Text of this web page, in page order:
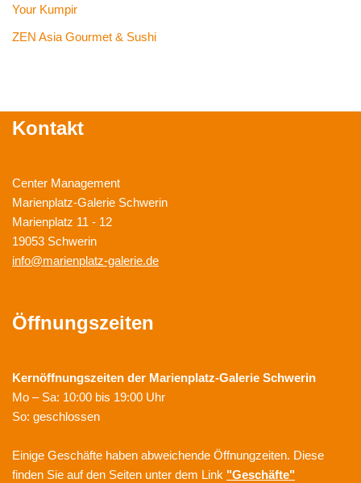
Your Kumpir
ZEN Asia Gourmet & Sushi
Kontakt
Center Management
Marienplatz-Galerie Schwerin
Marienplatz 11 - 12
19053 Schwerin
info@marienplatz-galerie.de
Öffnungszeiten
Kernöffnungszeiten der Marienplatz-Galerie Schwerin
Mo – Sa: 10:00 bis 19:00 Uhr
So: geschlossen
Einige Geschäfte haben abweichende Öffnungzeiten. Diese
finden Sie auf den Seiten unter dem Link "Geschäfte"